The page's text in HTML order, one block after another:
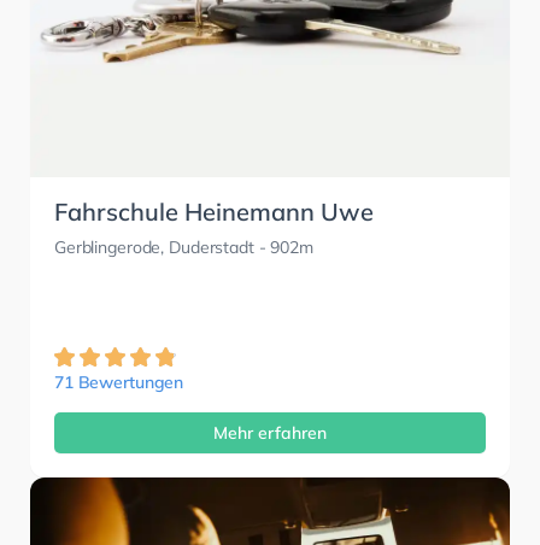
Fahrschule Heinemann Uwe
Gerblingerode, Duderstadt- 902m
71 Bewertungen
Mehr erfahren